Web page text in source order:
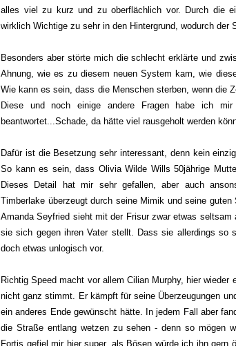
alles viel zu kurz und zu oberflächlich vor. Durch die
wirklich Wichtige zu sehr in den Hintergrund, wodurch der
Besonders aber störte mich die schlecht erklärte und
Ahnung, wie es zu diesem neuen System kam, wie
Wie kann es sein, dass die Menschen sterben, wenn die
Diese und noch einige andere Fragen habe ich
beantwortet...Schade, da hätte viel rausgeholt werden
Dafür ist die Besetzung sehr interessant, denn kein
So kann es sein, dass Olivia Wilde Wills 50jährige
Dieses Detail hat mir sehr gefallen, aber auch
Timberlake überzeugt durch seine Mimik und seine
Amanda Seyfried sieht mit der Frisur zwar etwas
sie sich gegen ihren Vater stellt. Dass sie allerdings
doch etwas unlogisch vor.
Richtig Speed macht vor allem Cilian Murphy, hier
nicht ganz stimmt. Er kämpft für seine Überzeugungen
ein anderes Ende gewünscht hätte. In jedem Fall aber
die Straße entlang wetzen zu sehen - denn so mögen
Fortis gefiel mir hier super, als Bösen würde ich ihn